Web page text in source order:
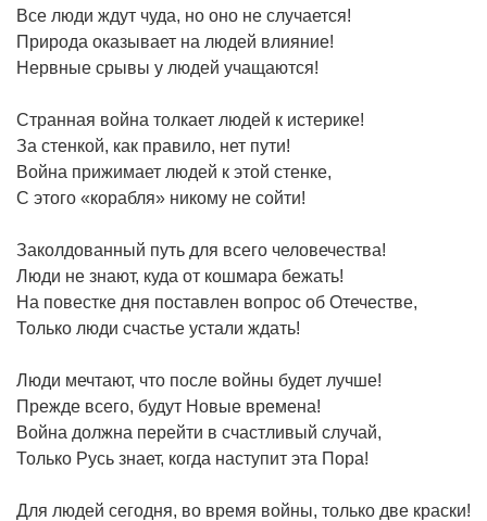
Все люди ждут чуда, но оно не случается!
Природа оказывает на людей влияние!
Нервные срывы у людей учащаются!
Странная война толкает людей к истерике!
За стенкой, как правило, нет пути!
Война прижимает людей к этой стенке,
С этого «корабля» никому не сойти!
Заколдованный путь для всего человечества!
Люди не знают, куда от кошмара бежать!
На повестке дня поставлен вопрос об Отечестве,
Только люди счастье устали ждать!
Люди мечтают, что после войны будет лучше!
Прежде всего, будут Новые времена!
Война должна перейти в счастливый случай,
Только Русь знает, когда наступит эта Пора!
Для людей сегодня, во время войны, только две краски!